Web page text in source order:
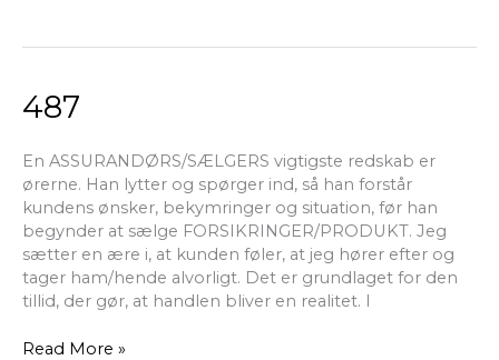
487
En ASSURANDØRS/SÆLGERS vigtigste redskab er
ørerne. Han lytter og spørger ind, så han forstår
kundens ønsker, bekymringer og situation, før han
begynder at sælge FORSIKRINGER/PRODUKT. Jeg
sætter en ære i, at kunden føler, at jeg hører efter og
tager ham/hende alvorligt. Det er grundlaget for den
tillid, der gør, at handlen bliver en realitet. I
487
Read More »